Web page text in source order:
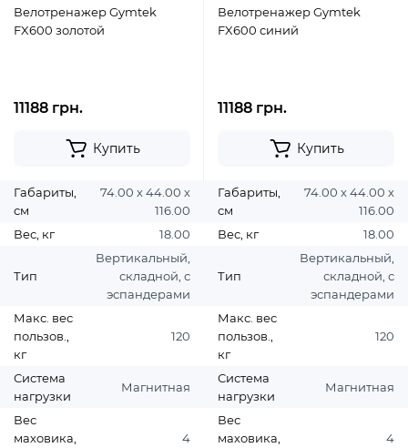
Велотренажер Gymtek
FX600 золотой
11188 грн.
Купить
Габариты,
см
74.00 х 44.00 х
116.00
Вес, кг
18.00
Тип
Вертикальный,
складной, с
эспандерами
Макс. вес
пользов.,
кг
120
Система
нагрузки
Магнитная
Вес
маховика,
4
Велотренажер Gymtek
FX600 синий
11188 грн.
Купить
Габариты,
см
74.00 х 44.00 х
116.00
Вес, кг
18.00
Тип
Вертикальный,
складной, с
эспандерами
Макс. вес
пользов.,
кг
120
Система
нагрузки
Магнитная
Вес
маховика,
4